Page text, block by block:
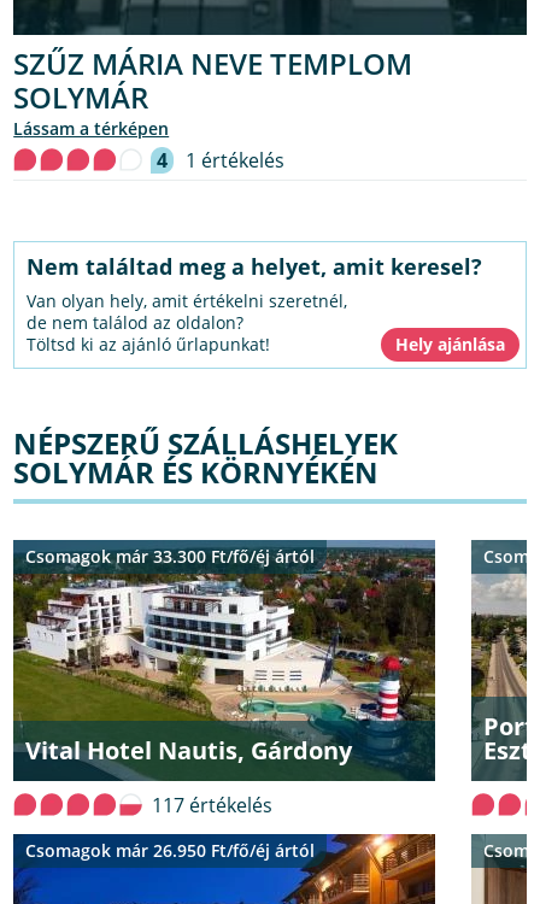
SZŰZ MÁRIA NEVE TEMPLOM
SOLYMÁR
lássam a térképen
4 1 értékelés
Nem találtad meg a helyet, amit keresel?
Van olyan hely, amit értékelni szeretnél,
de nem találod az oldalon?
Töltsd ki az ajánló űrlapunkat!
NÉPSZERŰ SZÁLLÁSHELYEK
SOLYMÁR ÉS KÖRNYÉKÉN
Vital Hotel Nautis, Gárdony
Csomagok már 33.300 Ft/fő/éj ártól
117 értékelés
Csomagok már 26.950 Ft/fő/éj ártól